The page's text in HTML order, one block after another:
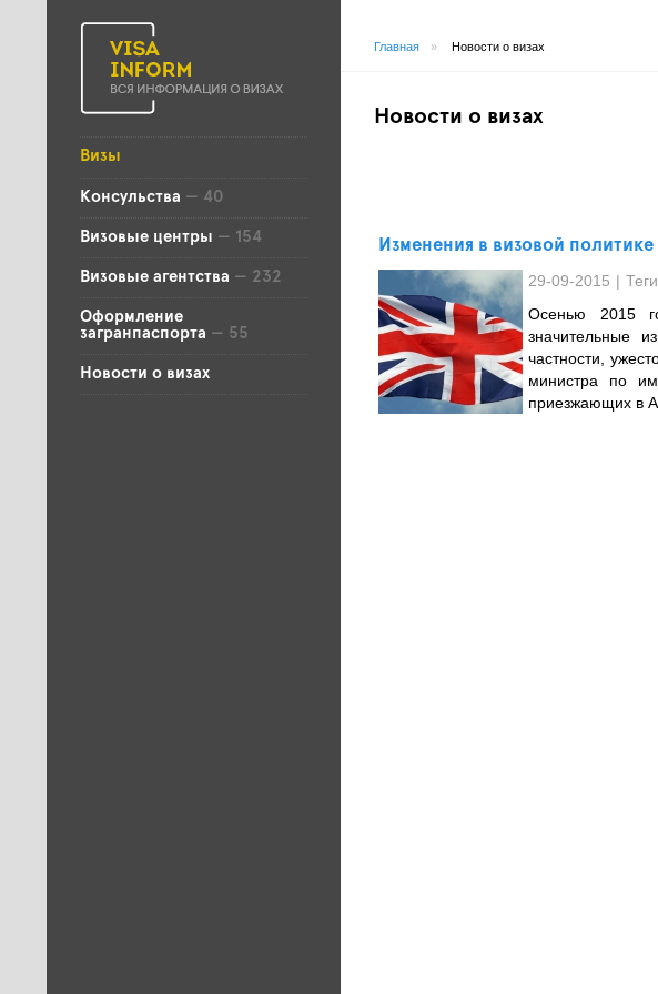
Визы
Консульства — 40
Визовые центры — 154
Визовые агентства — 232
Оформление
загранпаспорта — 55
Новости о визах
Главная » Новости о визах
Новости о визах
Изменения в визовой политике
29-09-2015 |
Осенью 2015
значительные
частности,
министра по
приезжающих в